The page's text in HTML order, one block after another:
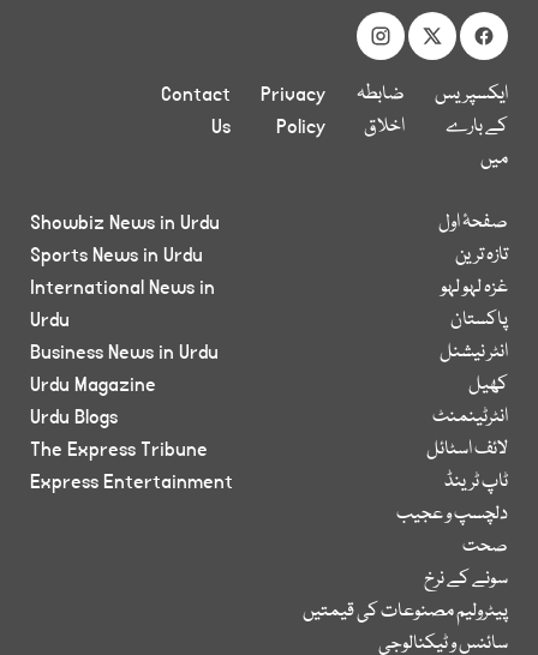
ایکسپریس
کے بارے
میں
ضابطہ
اخلاق
Privacy
Policy
Contact
Us
صفحۂ اول
تازہ ترین
غزہ لہو لہو
پاکستان
انٹر نیشنل
کھیل
انٹرٹینمنٹ
لائف اسٹائل
ٹاپ ٹرینڈ
دلچسپ و عجیب
صحت
سونے کے نرخ
پیٹرولیم مصنوعات کی قیمتیں
سائنس و ٹیکنالوجی
Showbiz News in Urdu
Sports News in Urdu
International News in
Urdu
Business News in Urdu
Urdu Magazine
Urdu Blogs
The Express Tribune
Express Entertainment